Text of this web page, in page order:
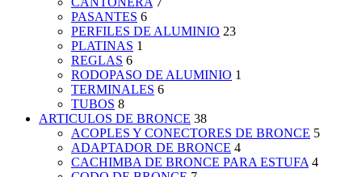
PASANTES 6
PERFILES DE ALUMINIO 23
PLATINAS 1
REGLAS 6
RODOPASO DE ALUMINIO 1
TERMINALES 6
TUBOS 8
ARTICULOS DE BRONCE 38
ACOPLES Y CONECTORES DE BRONCE 5
ADAPTADOR DE BRONCE 4
CACHIMBA DE BRONCE PARA ESTUFA 4